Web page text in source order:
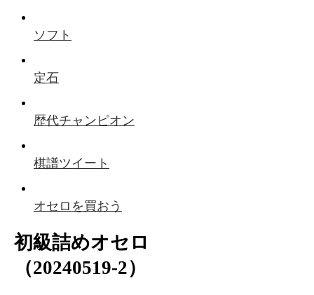
ソフト
定石
歴代チャンピオン
棋譜ツイート
オセロを買おう
初級詰めオセロ
（20240519-2）